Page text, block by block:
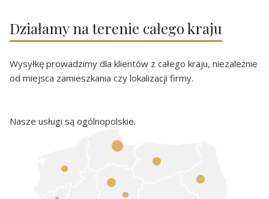
Działamy na terenie całego kraju
Wysyłkę prowadzimy dla klientów z całego kraju, niezależnie
od miejsca zamieszkania czy lokalizacji firmy.
Nasze usługi są ogólnopolskie.